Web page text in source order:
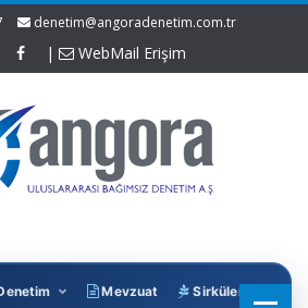
denetim@angoradenetim.com.tr
| WebMail Erişim
Mevzuat Sirküler